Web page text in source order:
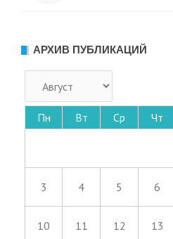
АРХИВ ПУБЛИКАЦИЙ
Пн Вт Ср Чт
3 4 5 6
10 11 12 13